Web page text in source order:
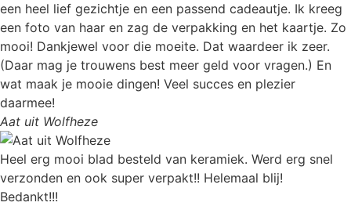
een heel lief gezichtje en een passend cadeautje. Ik kreeg
een foto van haar en zag de verpakking en het kaartje. Zo
mooi! Dankjewel voor die moeite. Dat waardeer ik zeer.
(Daar mag je trouwens best meer geld voor vragen.) En
wat maak je mooie dingen! Veel succes en plezier
daarmee!
Aat uit Wolfheze
Heel erg mooi blad besteld van keramiek. Werd erg snel
verzonden en ook super verpakt!! Helemaal blij!
Bedankt!!!